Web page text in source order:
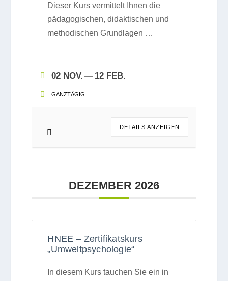
Die­ser Kurs ver­mit­telt Ihnen die
päd­ago­gi­schen, didak­ti­schen und
metho­di­schen Grund­la­gen …
02 NOV. — 12 FEB.
GANZ­TÄ­GIG
DETAILS ANZEI­GEN
DEZEM­BER 2026
HNEE – Zertifikatskurs
„Umweltpsychologie“
In die­sem Kurs tau­chen Sie ein in